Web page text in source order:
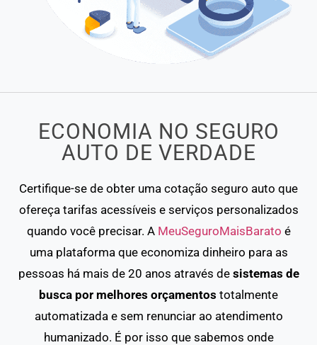
ECONOMIA NO SEGURO
AUTO DE VERDADE
Certifique-se de obter uma cotação seguro auto que
ofereça tarifas acessíveis e serviços personalizados
quando você precisar. A MeuSeguroMaisBarato é
uma plataforma que economiza dinheiro para as
pessoas há mais de 20 anos através de sistemas de
busca por melhores orçamentos totalmente
automatizada e sem renunciar ao atendimento
humanizado. É por isso que sabemos onde